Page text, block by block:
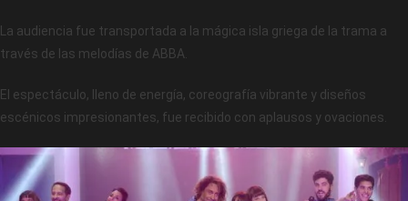
La audiencia fue transportada a la mágica isla griega de la trama a
través de las melodías de ABBA.
El espectáculo, lleno de energía, coreografía vibrante y diseños
escénicos impresionantes, fue recibido con aplausos y ovaciones.